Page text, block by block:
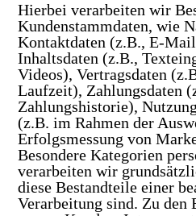
Hierbei verarbeiten wir
Kundenstammdaten, wie
Kontaktdaten (z.B., E-
Inhaltsdaten (z.B.,
Videos), Vertragsdaten
Laufzeit), Zahlungsdaten
Zahlungshistorie),
(z.B. im Rahmen der
Erfolgsmessung von
Besondere Kategorien
verarbeiten wir
diese Bestandteile einer
Verarbeitung sind. Zu den